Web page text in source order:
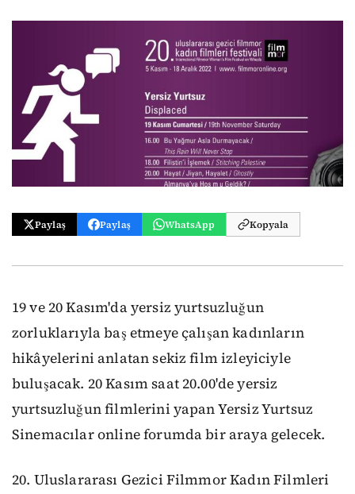
Paylaş Paylaş WhatsApp Kopyala
19 ve 20 Kasım'da yersiz yurtsuzluğun
zorluklarıyla baş etmeye çalışan kadınların
hikâyelerini anlatan sekiz film izleyiciyle
buluşacak. 20 Kasım saat 20.00'de yersiz
yurtsuzluğun filmlerini yapan Yersiz Yurtsuz
Sinemacılar online forumda bir araya gelecek.
20. Uluslararası Gezici Filmmor Kadın Filmleri